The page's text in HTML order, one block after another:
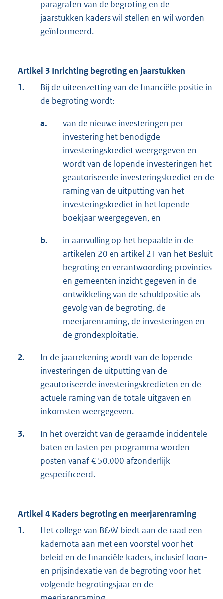
paragrafen van de begroting en de
jaarstukken kaders wil stellen en wil worden
geïnformeerd.
Artikel 3 Inrichting begroting en jaarstukken
1.
Bij de uiteenzetting van de financiële positie in
de begroting wordt:
a.
van de nieuwe investeringen per
investering het benodigde
investeringskrediet weergegeven en
wordt van de lopende investeringen het
geautoriseerde investeringskrediet en de
raming van de uitputting van het
investeringskrediet in het lopende
boekjaar weergegeven, en
b.
in aanvulling op het bepaalde in de
artikelen 20 en artikel 21 van het Besluit
begroting en verantwoording provincies
en gemeenten inzicht gegeven in de
ontwikkeling van de schuldpositie als
gevolg van de begroting, de
meerjarenraming, de investeringen en
de grondexploitatie.
2.
In de jaarrekening wordt van de lopende
investeringen de uitputting van de
geautoriseerde investeringskredieten en de
actuele raming van de totale uitgaven en
inkomsten weergegeven.
3.
In het overzicht van de geraamde incidentele
baten en lasten per programma worden
posten vanaf € 50.000 afzonderlijk
gespecificeerd.
Artikel 4 Kaders begroting en meerjarenraming
1.
Het college van B&W biedt aan de raad een
kadernota aan met een voorstel voor het
beleid en de financiële kaders, inclusief loon-
en prijsindexatie van de begroting voor het
volgende begrotingsjaar en de